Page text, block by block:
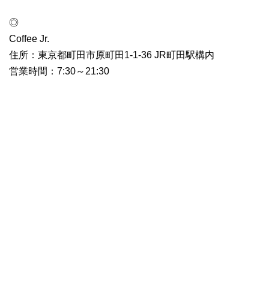
◎
Coffee Jr.
住所：東京都町田市原町田1-1-36 JR町田駅構内
営業時間：7:30～21:30